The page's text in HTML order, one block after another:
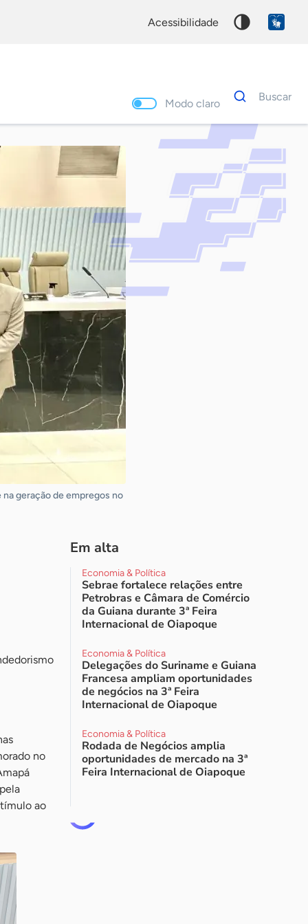
acessibilidade
Modo claro
Dados
para
Buscar
Palavra
chave
geração de empregos no
no
ao
Em alta
Economia & Política
Sebrae fortalece relações entre
Petrobras e Câmara de Comércio
da Guiana durante 3ª Feira
Internacional de Oiapoque
Economia & Política
Delegações do Suriname e Guiana
Francesa ampliam oportunidades
de negócios na 3ª Feira
Internacional de Oiapoque
Economia & Política
Rodada de Negócios amplia
oportunidades de mercado na 3ª
Feira Internacional de Oiapoque